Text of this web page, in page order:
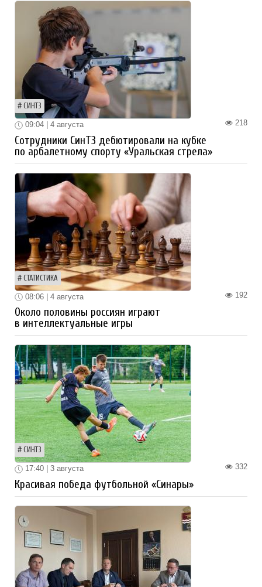
СИНТЗ
218
09:04 | 4 августа
Сотрудники СинТЗ дебютировали на кубке
по арбалетному спорту «Уральская стрела»
СТАТИСТИКА
192
08:06 | 4 августа
Около половины россиян играют
в интеллектуальные игры
СИНТЗ
332
17:40 | 3 августа
Красивая победа футбольной «Синары»